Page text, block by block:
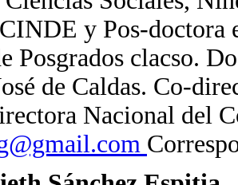
y Pos-doctora
Posgrados clacso.
de Caldas. Co-
Nacional del